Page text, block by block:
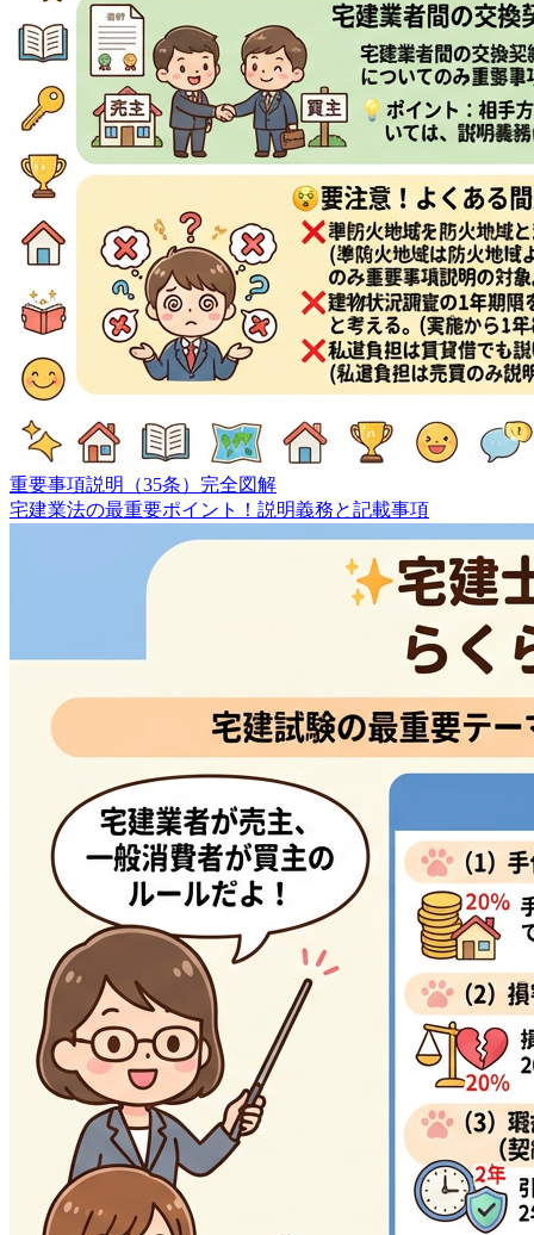
重要事項説明（35条）完全図解
宅建業法の最重要ポイント！説明義務と記載事項